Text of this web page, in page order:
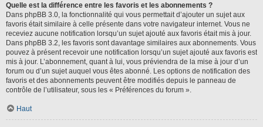
Quelle est la différence entre les favoris et les abonnements ?
Dans phpBB 3.0, la fonctionnalité qui vous permettait d’ajouter un sujet aux
favoris était similaire à celle présente dans votre navigateur internet. Vous ne
receviez aucune notification lorsqu’un sujet ajouté aux favoris était mis à jour.
Dans phpBB 3.2, les favoris sont davantage similaires aux abonnements. Vous
pouvez à présent recevoir une notification lorsqu’un sujet ajouté aux favoris est
mis à jour. L’abonnement, quant à lui, vous préviendra de la mise à jour d’un
forum ou d’un sujet auquel vous êtes abonné. Les options de notification des
favoris et des abonnements peuvent être modifiés depuis le panneau de
contrôle de l’utilisateur, sous les « Préférences du forum ».
Haut